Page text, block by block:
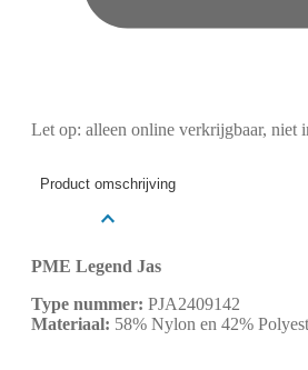
Let op: alleen online verkrijgbaar, niet
Product omschrijving
PME Legend Jas
Type nummer: PJA2409142
Materiaal: 58% Nylon en 42%